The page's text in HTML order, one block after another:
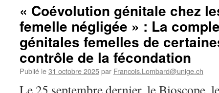
« Coévolution génitale chez
femelle négligée » : La
génitales femelles de
contrôle de la fécondation
Publié le31 octobre 2025par Francois.Lombard@unige.ch
Le 25 septembre dernier, le Bioscope,